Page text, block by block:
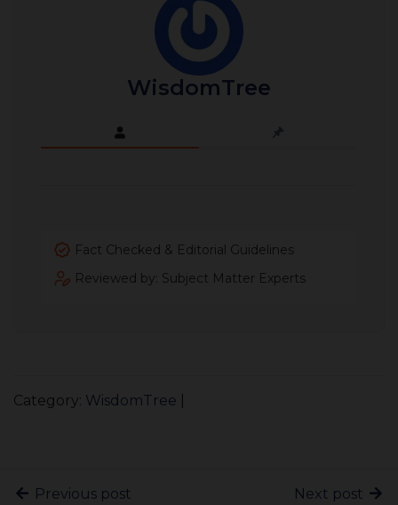
WisdomTree
Fact Checked & Editorial Guidelines
Reviewed by: Subject Matter Experts
Category: WisdomTree
Previous post
Next post